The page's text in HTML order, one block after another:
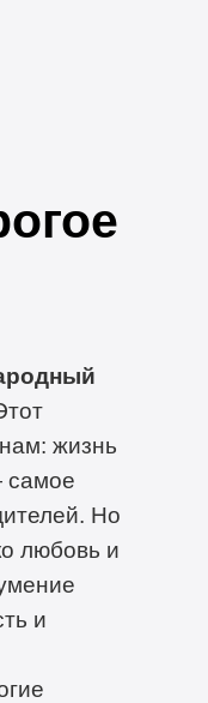
жизнь
самое
Но
любовь и
и